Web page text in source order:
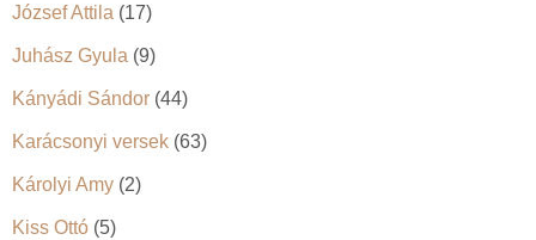
József Attila (17)
Juhász Gyula (9)
Kányádi Sándor (44)
Karácsonyi versek (63)
Károlyi Amy (2)
Kiss Ottó (5)